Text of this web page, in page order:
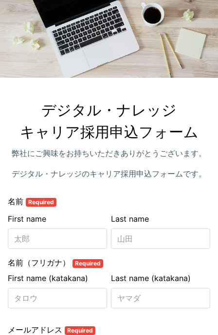
デジタル・ナレッジ
キャリア採用申込フォーム
弊社にご興味をお持ちいただきありがとうございます。
デジタル・ナレッジのキャリア採用申込フォームです。
名前 Required
Last name
First name
名前（フリガナ） Required
Last name (katakana)
First name (katakana)
メールアドレス Required